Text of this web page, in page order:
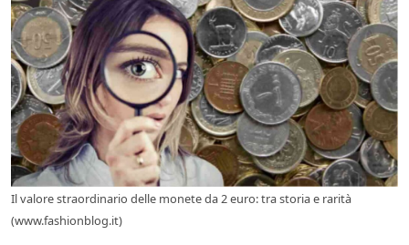
Il valore straordinario delle monete da 2 euro: tra storia e rarità
(www.fashionblog.it)